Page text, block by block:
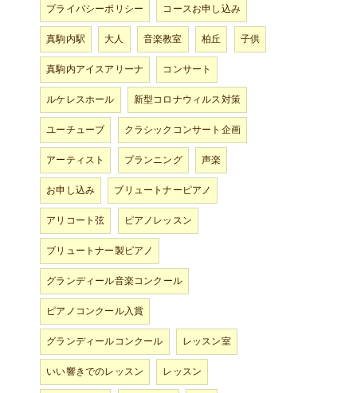
プライバシーポリシー
コースお申し込み
真駒内駅
大人 音楽教室 柏丘
子供
真駒内アイスアリーナ
コンサート
ルケレスホール
新型コロナウィルス対策
ユーチューブ
クラシックコンサート企画
アーティスト
プランニング
声楽
お申し込み
ブリュートナーピアノ
アリコート弦
ピアノレッスン
ブリュートナー製ピアノ
グランディール音楽コンクール
ピアノコンクール入賞
グランディールコンクール
レッスン室
いい響きでのレッスン
レッスン